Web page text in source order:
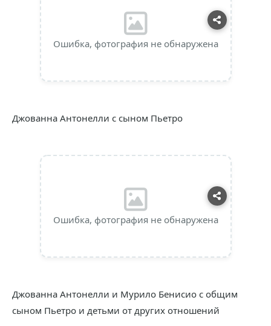
Ошибка, фотография не обнаружена
Джованна Антонелли с сыном Пьетро
Ошибка, фотография не обнаружена
Джованна Антонелли и Мурило Бенисио с общим
сыном Пьетро и детьми от других отношений